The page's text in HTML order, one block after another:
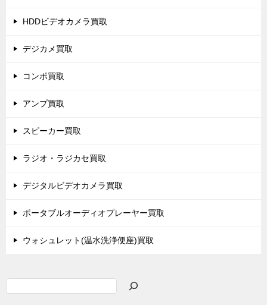
HDDビデオカメラ買取
デジカメ買取
コンポ買取
アンプ買取
スピーカー買取
ラジオ・ラジカセ買取
デジタルビデオカメラ買取
ポータブルオーディオプレーヤー買取
ウォシュレット(温水洗浄便座)買取